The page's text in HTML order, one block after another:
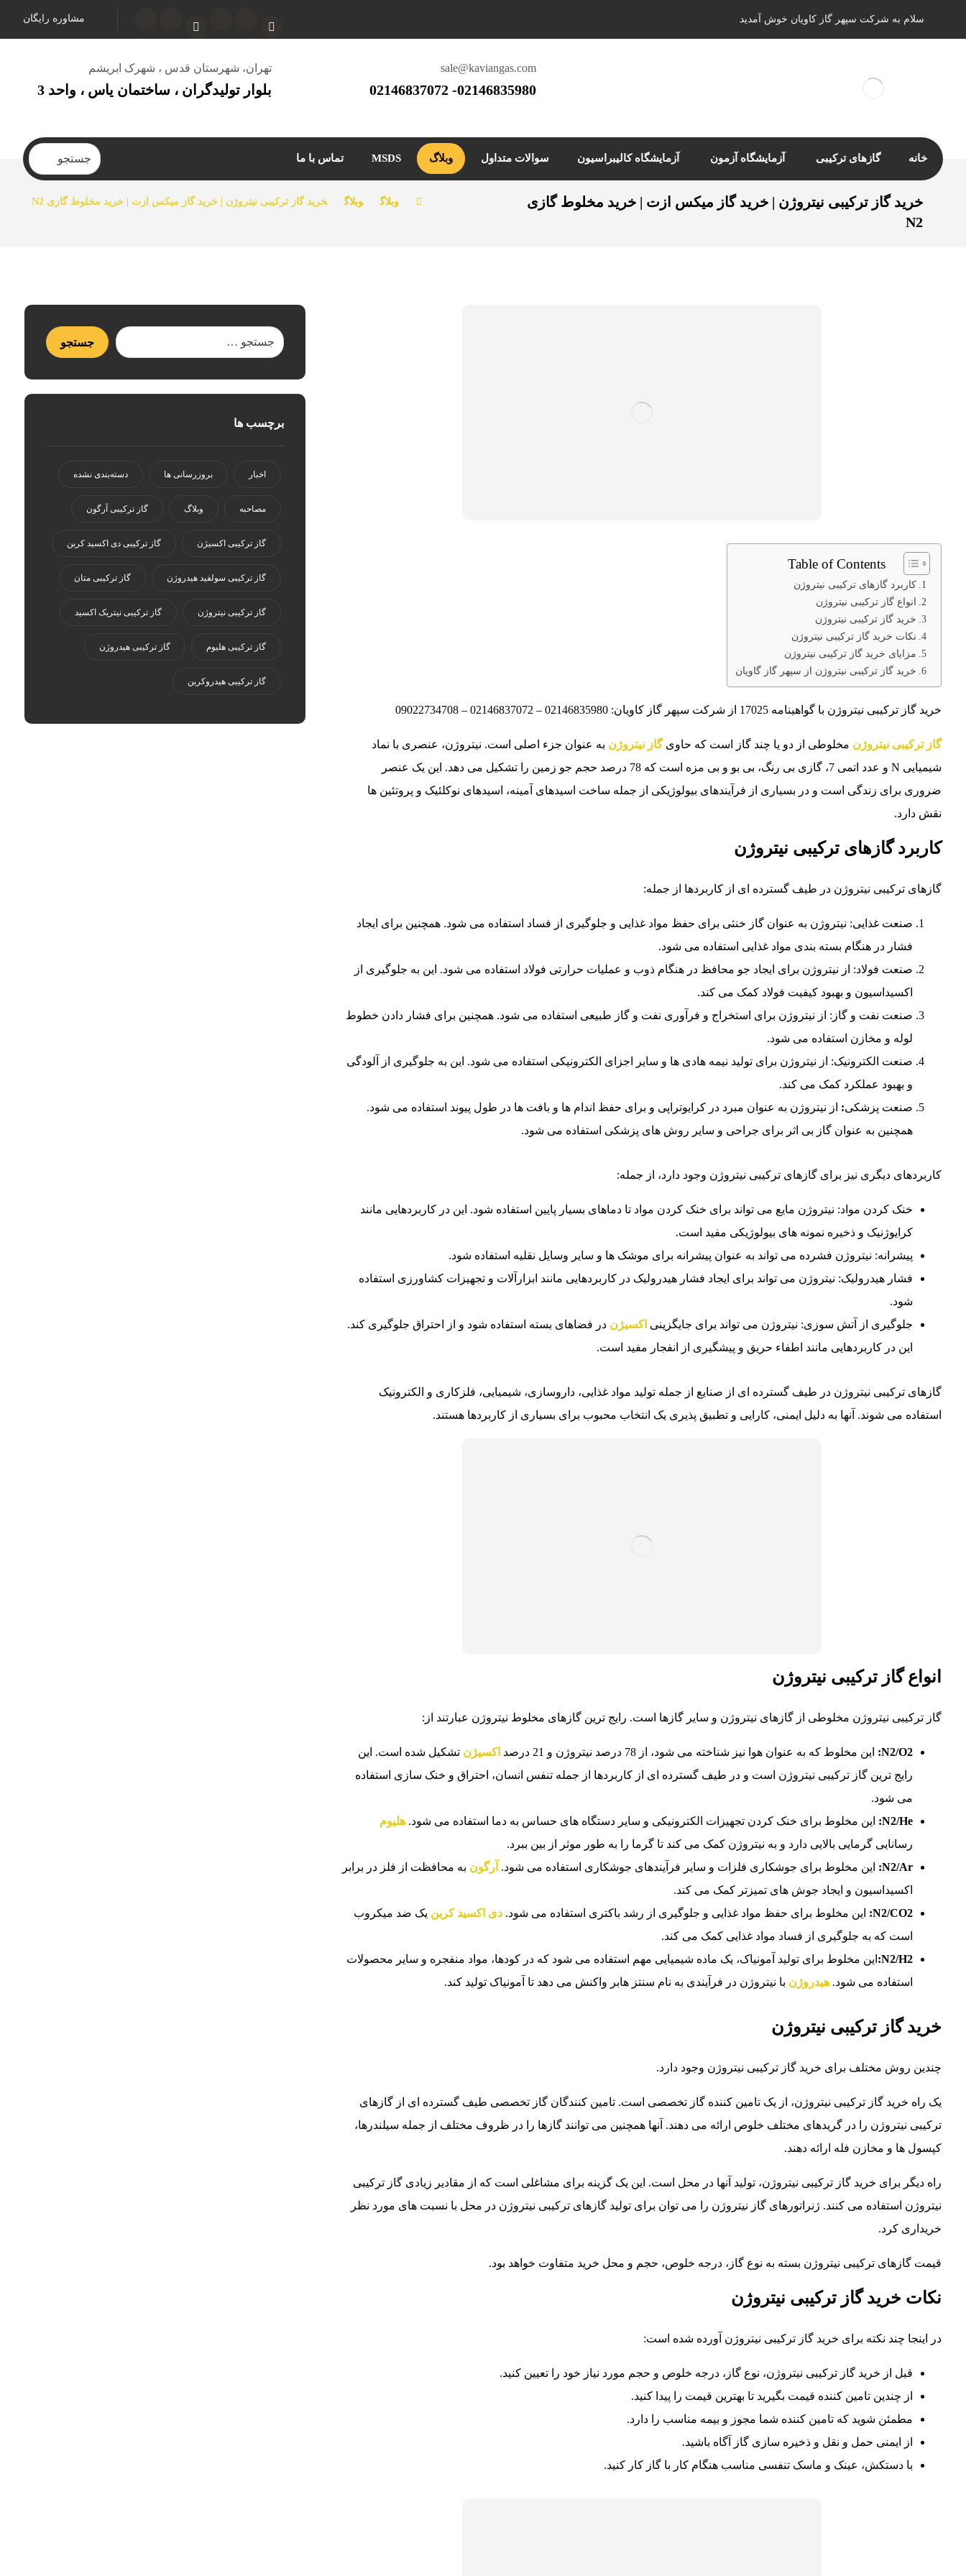
سلام به شرکت سپهر گاز کاویان خوش آمدید مشاوره رایگان
تهران، شهرستان قدس ، شهرک ابریشم
بلوار تولیدگران ، ساختمان یاس ، واحد 3
sale@kaviangas.com
02146835980- 02146837072
خانه گازهای ترکیبی آزمایشگاه آزمون آزمایشگاه کالیبراسیون سوالات متداول وبلاگ MSDS تماس با ما
خرید گاز ترکیبی نیتروژن | خرید گاز میکس ازت | خرید مخلوط گازی
N2
وبلاگ وبلاگ خرید گاز ترکیبی نیتروژن | خرید گاز میکس ازت | خرید مخلوط گازی N2
Table of Contents
کاربرد گازهای ترکیبی نیتروژن
انواع گاز ترکیبی نیتروژن
خرید گاز ترکیبی نیتروژن
نکات خرید گاز ترکیبی نیتروژن
مزایای خرید گاز ترکیبی نیتروژن
خرید گاز ترکیبی نیتروژن از سپهر گاز گاویان
خرید گاز ترکیبی نیتروژن با گواهینامه 17025 از شرکت سپهر گاز کاویان: 02146835980 – 02146837072 – 09022734708
گاز ترکیبی نیتروژن مخلوطی از دو یا چند گاز است که حاویگاز نیتروژن به عنوان جزء اصلی است. نیتروژن، عنصری با نماد
شیمیایی N و عدد اتمی 7، گازی بی رنگ، بی بو و بی مزه است که 78 درصد حجم جو زمین را تشکیل می دهد. این یک عنصر
ضروری برای زندگی است و در بسیاری از فرآیندهای بیولوژیکی از جمله ساخت اسیدهای آمینه، اسیدهای نوکلئیک و پروتئین ها
نقش دارد.
کاربرد گازهای ترکیبی نیتروژن
گازهای ترکیبی نیتروژن در طیف گسترده ای از کاربردها از جمله:
صنعت غذایی: نیتروژن به عنوان گاز خنثی برای حفظ مواد غذایی و جلوگیری از فساد استفاده می شود. همچنین برای ایجاد
فشار در هنگام بسته بندی مواد غذایی استفاده می شود.
صنعت فولاد: از نیتروژن برای ایجاد جو محافظ در هنگام ذوب و عملیات حرارتی فولاد استفاده می شود. این به جلوگیری از
اکسیداسیون و بهبود کیفیت فولاد کمک می کند.
صنعت نفت و گاز: از نیتروژن برای استخراج و فرآوری نفت و گاز طبیعی استفاده می شود. همچنین برای فشار دادن خطوط
لوله و مخازن استفاده می شود.
صنعت الکترونیک: از نیتروژن برای تولید نیمه هادی ها و سایر اجزای الکترونیکی استفاده می شود. این به جلوگیری از آلودگی
و بهبود عملکرد کمک می کند.
صنعت پزشکی: از نیتروژن به عنوان مبرد در کرایوتراپی و برای حفظ اندام ها و بافت ها در طول پیوند استفاده می شود.
همچنین به عنوان گاز بی اثر برای جراحی و سایر روش های پزشکی استفاده می شود.
کاربردهای دیگری نیز برای گازهای ترکیبی نیتروژن وجود دارد، از جمله:
خنک کردن مواد: نیتروژن مایع می تواند برای خنک کردن مواد تا دماهای بسیار پایین استفاده شود. این در کاربردهایی مانند
کرایوژنیک و ذخیره نمونه های بیولوژیکی مفید است.
پیشرانه: نیتروژن فشرده می تواند به عنوان پیشرانه برای موشک ها و سایر وسایل نقلیه استفاده شود.
فشار هیدرولیک: نیتروژن می تواند برای ایجاد فشار هیدرولیک در کاربردهایی مانند ابزارآلات و تجهیزات کشاورزی استفاده
شود.
جلوگیری از آتش ­سوزی: نیتروژن می تواند برای جایگزینی اکسیژن در فضاهای بسته استفاده شود و از احتراق جلوگیری کند.
این در کاربردهایی مانند اطفاء حریق و پیشگیری از انفجار مفید است.
گازهای ترکیبی نیتروژن در طیف گسترده ای از صنایع از جمله تولید مواد غذایی، داروسازی، شیمیایی، فلزکاری و الکترونیک
استفاده می شوند. آنها به دلیل ایمنی، کارایی و تطبیق پذیری یک انتخاب محبوب برای بسیاری از کاربردها هستند.
انواع گاز ترکیبی نیتروژن
گاز ترکیبی نیتروژن مخلوطی از گازهای نیتروژن و سایر گازها است. رایج ترین گازهای مخلوط نیتروژن عبارتند از:
N2/O2
: این مخلوط که به عنوان هوا نیز شناخته می شود، از 78 درصد نیتروژن و 21 درصد اکسیژن تشکیل شده است. این
رایج ترین گاز ترکیبی نیتروژن است و در طیف گسترده ای از کاربردها از جمله تنفس انسان، احتراق و خنک سازی استفاده
می شود.
N2/He:
این مخلوط برای خنک کردن تجهیزات الکترونیکی و سایر دستگاه های حساس به دما استفاده می شود. هلیوم
رسانایی گرمایی بالایی دارد و به نیتروژن کمک می کند تا گرما را به طور موثر از بین ببرد.
N2/Ar:
این مخلوط برای جوشکاری فلزات و سایر فرآیندهای جوشکاری استفاده می شود. آرگون به محافظت از فلز در برابر
اکسیداسیون و ایجاد جوش های تمیزتر کمک می کند.
N2/CO2:
این مخلوط برای حفظ مواد غذایی و جلوگیری از رشد باکتری استفاده می شود. دی اکسید کربن یک ضد میکروب
است که به جلوگیری از فساد مواد غذایی کمک می کند.
N2/H2:
این مخلوط برای تولید آمونیاک، یک ماده شیمیایی مهم استفاده می شود که در کودها، مواد منفجره و سایر محصولات
استفاده می شود. هیدروژن با نیتروژن در فرآیندی به نام سنتز هابر واکنش می دهد تا آمونیاک تولید کند.
خرید گاز ترکیبی نیتروژن
چندین روش مختلف برای خرید گاز ترکیبی نیتروژن وجود دارد.
یک راه خرید گاز ترکیبی نیتروژن، از یک تامین کننده گاز تخصصی است. تامین کنندگان گاز تخصصی طیف گسترده ای از گازهای
ترکیبی نیتروژن را در گریدهای مختلف خلوص ارائه می دهند. آنها همچنین می توانند گازها را در ظروف مختلف از جمله سیلندرها،
کپسول ها و مخازن فله ارائه دهند.
راه دیگر برای خرید گاز ترکیبی نیتروژن، تولید آنها در محل است. این یک گزینه برای مشاغلی است که از مقادیر زیادی گاز ترکیبی
نیتروژن استفاده می کنند. ژنراتورهای گاز نیتروژن را می توان برای تولید گازهای ترکیبی نیتروژن در محل با نسبت های مورد نظر
خریداری کرد.
قیمت گازهای ترکیبی نیتروژن بسته به نوع گاز، درجه خلوص، حجم و محل خرید متفاوت خواهد بود.
نکات خرید گاز ترکیبی نیتروژن
در اینجا چند نکته برای خرید گاز ترکیبی نیتروژن آورده شده است:
قبل از خرید گاز ترکیبی نیتروژن، نوع گاز، درجه خلوص و حجم مورد نیاز خود را تعیین کنید.
از چندین تامین کننده قیمت بگیرید تا بهترین قیمت را پیدا کنید.
مطمئن شوید که تامین کننده شما مجوز و بیمه مناسب را دارد.
از ایمنی حمل و نقل و ذخیره سازی گاز آگاه باشید.
با دستکش، عینک و ماسک تنفسی مناسب هنگام کار با گاز کار کنید.
برچسب ها
اخبار بروزرسانی ها دسته‌بندی نشده
مصاحبه وبلاگ گاز ترکیبی آرگون
گاز ترکیبی اکسیژن گاز ترکیبی دی اکسید کربن
گاز ترکیبی سولفید هیدروژن گاز ترکیبی متان
گاز ترکیبی نیتروژن گاز ترکیبی نیتریک اکسید
گاز ترکیبی هلیوم گاز ترکیبی هیدروژن
گاز ترکیبی هیدروکربن